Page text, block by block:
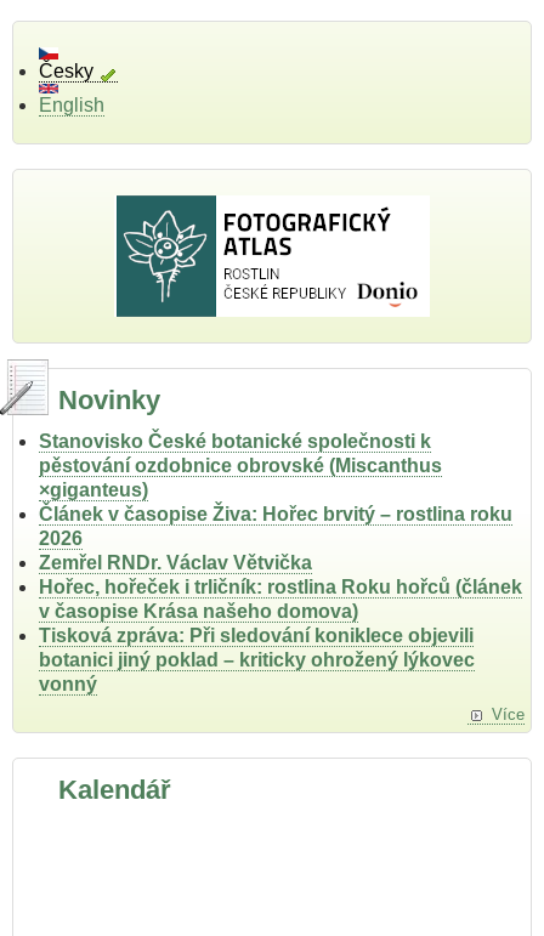
cévnatých
mechorostů
severovýchodní
Česky
English
Novinky
Stanovisko České botanické společnosti k
pěstování ozdobnice obrovské (Miscanthus
×giganteus)
Článek v časopise Živa: Hořec brvitý – rostlina roku
2026
Zemřel RNDr. Václav Větvička
Hořec, hořeček i trličník: rostlina Roku hořců (článek
v časopise Krása našeho domova)
Tisková zpráva: Při sledování koniklece objevili
botanici jiný poklad – kriticky ohrožený lýkovec
vonný
Více
Kalendář